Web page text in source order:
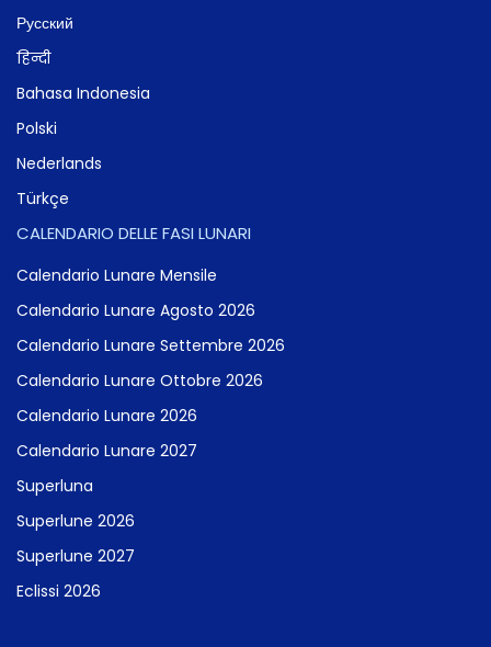
Русский
हिन्दी
Bahasa Indonesia
Polski
Nederlands
Türkçe
CALENDARIO DELLE FASI LUNARI
Calendario Lunare Mensile
Calendario Lunare Agosto 2026
Calendario Lunare Settembre 2026
Calendario Lunare Ottobre 2026
Calendario Lunare 2026
Calendario Lunare 2027
Superluna
Superlune 2026
Superlune 2027
Eclissi 2026